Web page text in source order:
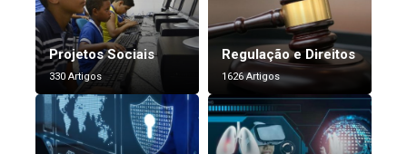
Projetos Sociais
330 Artigos
Regulação e Direitos
1626 Artigos